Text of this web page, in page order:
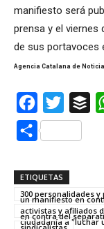
manifiesto será
prensa y el viernes
de sus portavoces
Agencia Catalana de Noticia]
Facebook
Twitter
Compartir
ETIQUETAS
300 personalidades
un manifiesto en
activistas y afiliados
en contra del
ciudadanía a "luchar